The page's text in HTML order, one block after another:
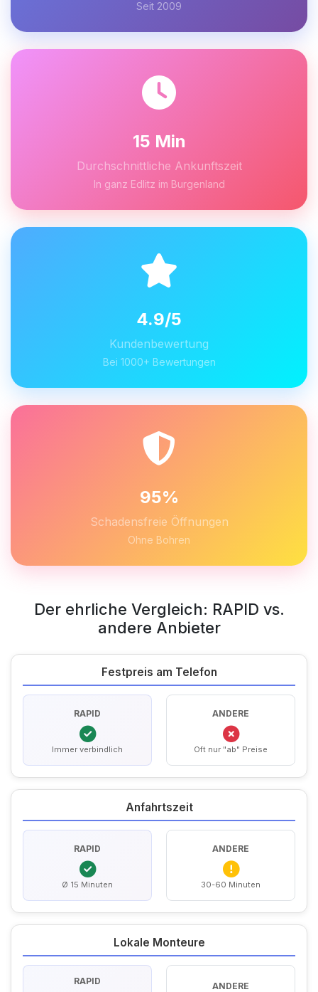
Seit 2009
15 Min
Durchschnittliche Ankunftszeit
In ganz Edlitz im Burgenland
4.9/5
Kundenbewertung
Bei 1000+ Bewertungen
95%
Schadensfreie Öffnungen
Ohne Bohren
Der ehrliche Vergleich: RAPID vs.
andere Anbieter
Festpreis am Telefon
RAPID
Immer verbindlich
ANDERE
Oft nur "ab" Preise
Anfahrtszeit
RAPID
Ø 15 Minuten
ANDERE
30-60 Minuten
Lokale Monteure
RAPID ANDERE